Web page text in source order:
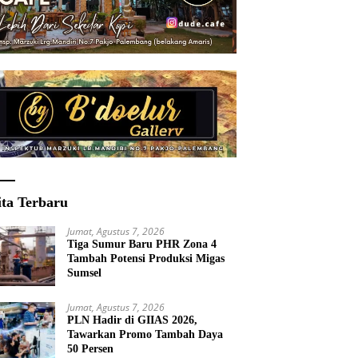
Terbaru
Jumat, Agustus 7, 2026
Tiga Sumur Baru PHR Zona 4
Tambah Potensi Produksi Migas
Sumsel
Jumat, Agustus 7, 2026
PLN Hadir di GIIAS 2026,
Tawarkan Promo Tambah Daya
50 Persen